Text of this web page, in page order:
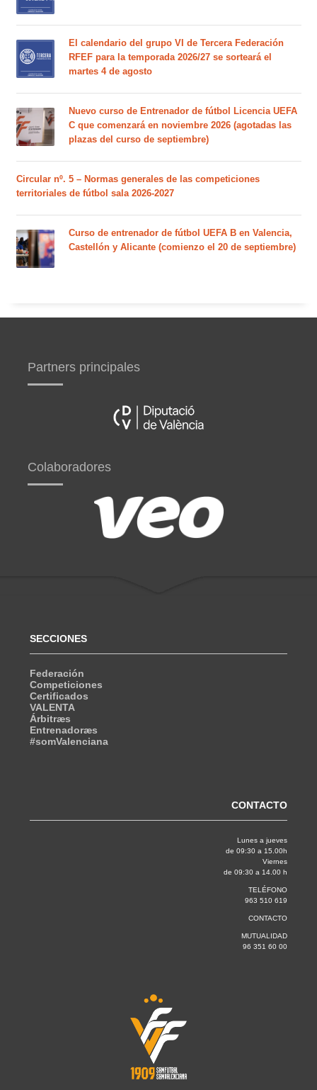
El calendario del grupo VI de Tercera Federación
RFEF para la temporada 2026/27 se sorteará el
martes 4 de agosto
Nuevo curso de Entrenador de fútbol Licencia UEFA
C que comenzará en noviembre 2026 (agotadas las
plazas del curso de septiembre)
Circular nº. 5 – Normas generales de las competiciones
territoriales de fútbol sala 2026-2027
Curso de entrenador de fútbol UEFA B en Valencia,
Castellón y Alicante (comienzo el 20 de septiembre)
Partners principales
Colaboradores
SECCIONES
Federación
Competiciones
Certificados
VALENTA
Árbitræs
Entrenadoræs
#somValenciana
CONTACTO
Lunes a jueves
de 09:30 a 15.00h
Viernes
de 09:30 a 14.00 h
TELÉFONO
963 510 619
CONTACTO
MUTUALIDAD
96 351 60 00